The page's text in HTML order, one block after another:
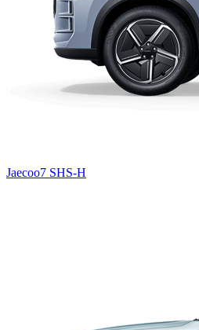
Jaecoo7 SHS-H